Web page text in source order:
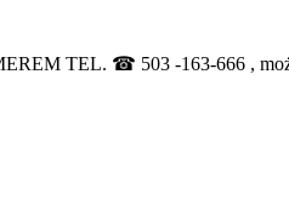
TEL. ☎ 503 -163-666 ,